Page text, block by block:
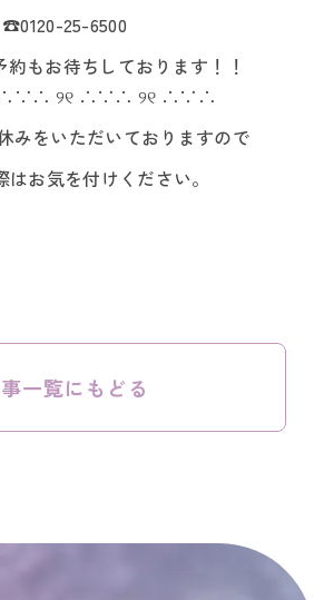
☎0120-25-6500
約もお待ちしております！！
୨୧ ∴∵∴ ୨୧ ∴∵∴
みをいただいておりますので
はお気を付けください。
一覧にもどる